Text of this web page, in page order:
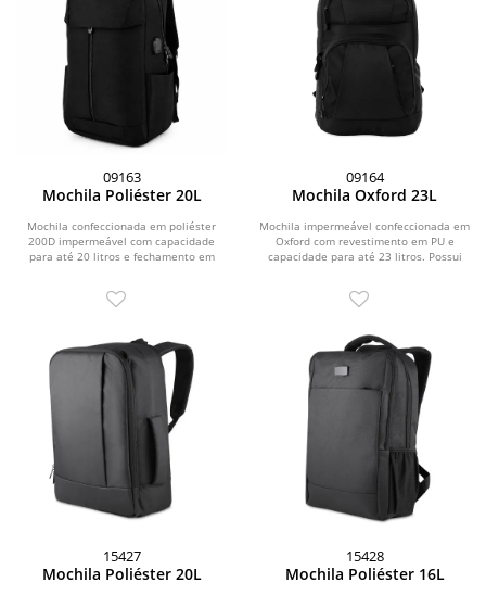
09163
Mochila Poliéster 20L
Mochila confeccionada em poliéster
200D impermeável com capacidade
para até 20 litros e fechamento em
09164
Mochila Oxford 23L
Mochila impermeável confeccionada em
Oxford com revestimento em PU e
capacidade para até 23 litros. Possui
15427
Mochila Poliéster 20L
15428
Mochila Poliéster 16L